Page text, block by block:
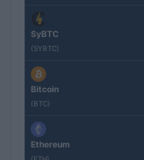
SyBTC
(SYBTC)
Bitcoin
(BTC)
Ethereum